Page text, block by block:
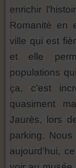
enrichir
Romanité en
ville qui est
et elle
populations
ça, c'est
quasiment
Jaurès, lors
parking.
aujourd'hui,